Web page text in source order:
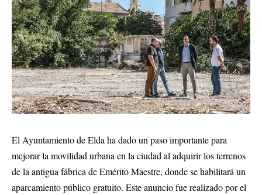
El Ayuntamiento de Elda ha dado un paso importante para
mejorar la movilidad urbana en la ciudad al adquirir los terrenos
de la antigua fábrica de Emérito Maestre, donde se habilitará un
aparcamiento público gratuito. Este anuncio fue realizado por el